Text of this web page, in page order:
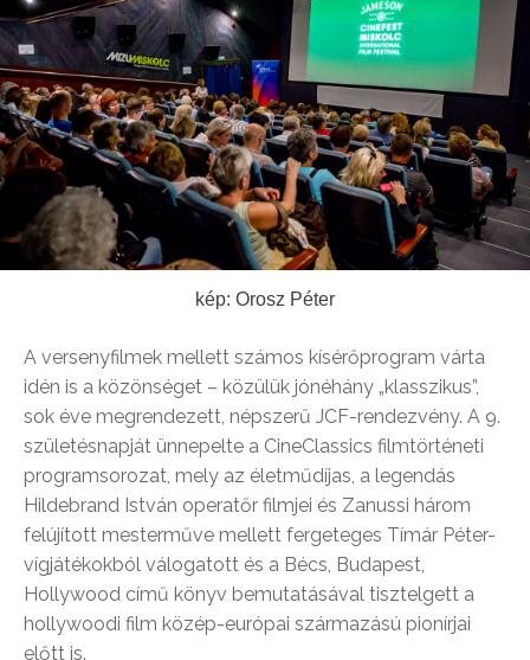
kép: Orosz Péter
A versenyfilmek mellett számos kísérőprogram várta
idén is a közönséget – közülük jónéhány „klasszikus”,
sok éve megrendezett, népszerű JCF-rendezvény. A 9.
születésnapját ünnepelte a CineClassics filmtörténeti
programsorozat, mely az életműdíjas, a legendás
Hildebrand István operatőr filmjei és Zanussi három
felújított mesterműve mellett fergeteges Tímár Péter-
vígjátékokból válogatott és a Bécs, Budapest,
Hollywood című könyv bemutatásával tisztelgett a
hollywoodi film közép-európai származású pionírjai
előtt is.